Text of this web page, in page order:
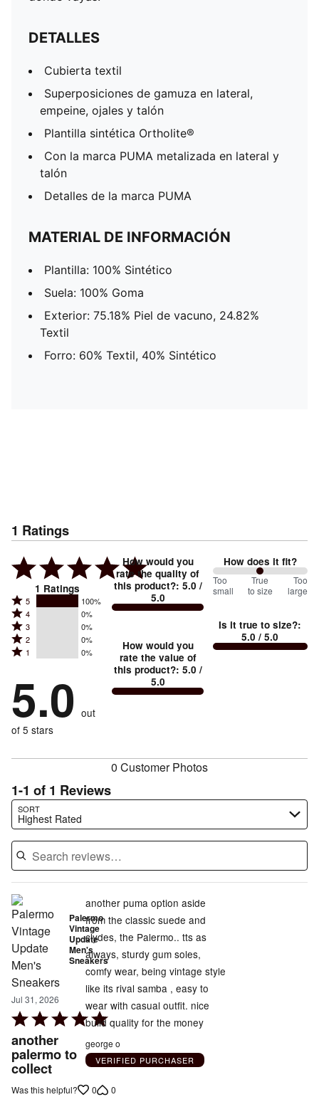
DETALLES
Cubierta textil
Superposiciones de gamuza en lateral,
empeine, ojales y talón
Plantilla sintética Ortholite®
Con la marca PUMA metalizada en lateral y
talón
Detalles de la marca PUMA
MATERIAL DE INFORMACIÓN
Plantilla: 100% Sintético
Suela: 100% Goma
Exterior: 75.18% Piel de vacuno, 24.82%
Textil
Forro: 60% Textil, 40% Sintético
1 Ratings
1 Ratings
Rated
5
stars
by
of
reviewers
5 100%
Rated
4
stars
by
of
reviewers
4 0%
Rated
3
stars
0%
of
reviewers
3 0%
Rated
2
by
0%
of
reviewers
2 0%
Rated
stars
by
0%
of
1 0%
5.0 out
of 5 stars
How would you
rate the quality of
this product?: 5.0 /
5.0
How would you
rate the value of
this product?: 5.0 /
5.0
How does it fit?
100
between
small
and
Too
small
True
to size
Too
large
Is it true to size?:
5.0 / 5.0
0 Customer Photos
1-1 of 1 Reviews
SORT
Highest Rated
Search reviews…
Palermo
Vintage
Update
Men's
Sneakers
Jul 31, 2026
Rated
5
out
of
5
another
palermo to
collect
another puma option aside
from the classic suede and
clydes, the Palermo.. tts as
always, sturdy gum soles,
comfy wear, being vintage style
like its rival samba , easy to
wear with casual outfit. nice
build quality for the money
george o
VERIFIED PURCHASER
Was this helpful? 0 0